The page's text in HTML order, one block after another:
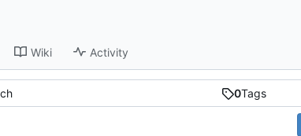
Wiki Activity
0Tags